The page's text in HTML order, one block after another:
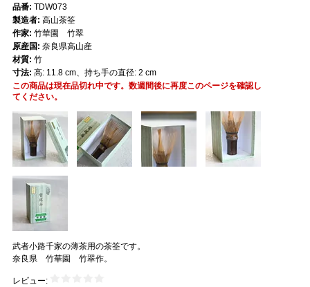
武者小路千家の薄茶用の茶筌です。
奈良県 竹華園 竹翠作。
レビュー:
品番: TDW073
製造者: 高山茶筌
作家: 竹華園 竹翠
原産国: 奈良県高山産
材質: 竹
寸法: 高: 11.8 cm、持ち手の直径: 2 cm
この商品は現在品切れ中です。数週間後に再度このページを確認し
てください。